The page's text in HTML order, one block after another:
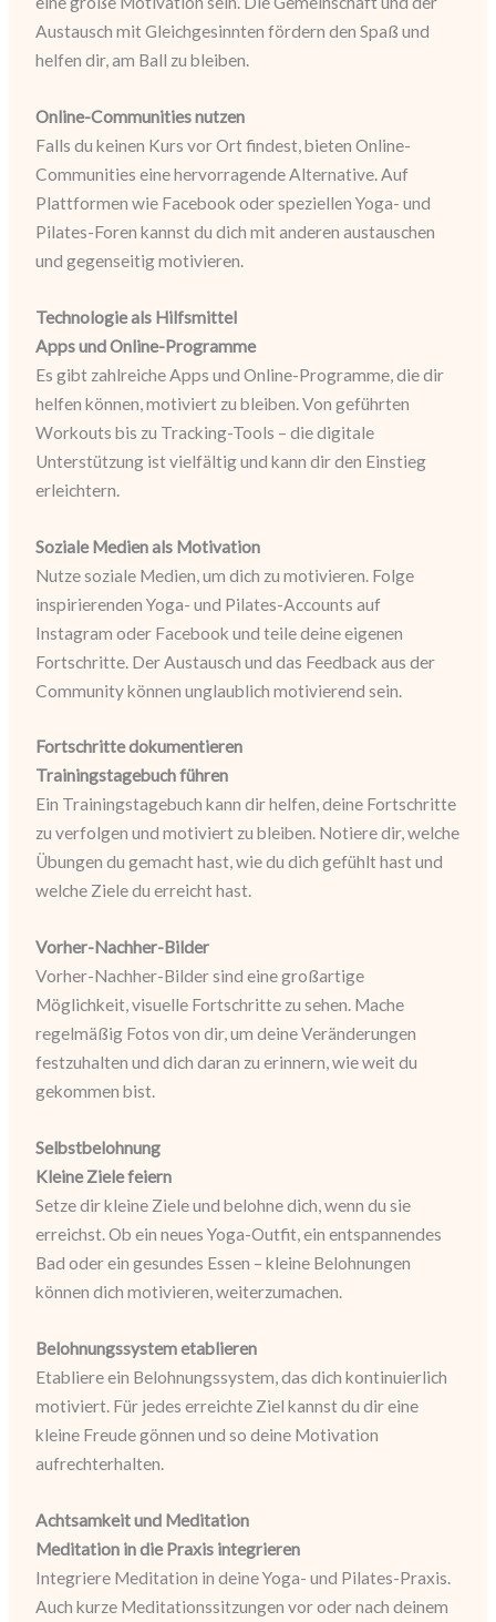
Austausch mit Gleichgesinnten fördern den Spaß und
helfen dir, am Ball zu bleiben.
Online-Communities nutzen
Falls du keinen Kurs vor Ort findest, bieten Online-
Communities eine hervorragende Alternative. Auf
Plattformen wie Facebook oder speziellen Yoga- und
Pilates-Foren kannst du dich mit anderen austauschen
und gegenseitig motivieren.
Technologie als Hilfsmittel
Apps und Online-Programme
Es gibt zahlreiche Apps und Online-Programme, die dir
helfen können, motiviert zu bleiben. Von geführten
Workouts bis zu Tracking-Tools – die digitale
Unterstützung ist vielfältig und kann dir den Einstieg
erleichtern.
Soziale Medien als Motivation
Nutze soziale Medien, um dich zu motivieren. Folge
inspirierenden Yoga- und Pilates-Accounts auf
Instagram oder Facebook und teile deine eigenen
Fortschritte. Der Austausch und das Feedback aus der
Community können unglaublich motivierend sein.
Fortschritte dokumentieren
Trainingstagebuch führen
Ein Trainingstagebuch kann dir helfen, deine Fortschritte
zu verfolgen und motiviert zu bleiben. Notiere dir, welche
Übungen du gemacht hast, wie du dich gefühlt hast und
welche Ziele du erreicht hast.
Vorher-Nachher-Bilder
Vorher-Nachher-Bilder sind eine großartige
Möglichkeit, visuelle Fortschritte zu sehen. Mache
regelmäßig Fotos von dir, um deine Veränderungen
festzuhalten und dich daran zu erinnern, wie weit du
gekommen bist.
Selbstbelohnung
Kleine Ziele feiern
Setze dir kleine Ziele und belohne dich, wenn du sie
erreichst. Ob ein neues Yoga-Outfit, ein entspannendes
Bad oder ein gesundes Essen – kleine Belohnungen
können dich motivieren, weiterzumachen.
Belohnungssystem etablieren
Etabliere ein Belohnungssystem, das dich kontinuierlich
motiviert. Für jedes erreichte Ziel kannst du dir eine
kleine Freude gönnen und so deine Motivation
aufrechterhalten.
Achtsamkeit und Meditation
Meditation in die Praxis integrieren
Integriere Meditation in deine Yoga- und Pilates-Praxis.
Auch kurze Meditationssitzungen vor oder nach deinem